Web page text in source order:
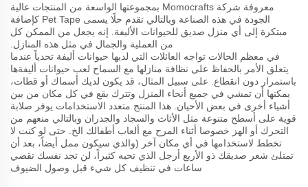
معروفة شركة Momocrafts بمجموعتها الواسعة من المنتجات عالية
الجودة في هذه الصناعة وبالتالي تقدم حلًا يسمى Pet Tape كإضافة
مبتكرة إلى أي منزل صديق للحيوانات الأليفة. إنه يجعل من الممكن كل
من العملية والجمال في مثل هذه المنازل.
في معظم الحالات تواجه العائلات التي لديها حيوانات أليفة تحدياً عندما
يتعلق الأمر بالحفاظ على نظافة منازلها مع السماح لعب حيوانات أليفةها
باستمرار دون انقطاع. على سبيل المثال، قد يكون لديك أسماك أو قطات،
يمكنها أن تمشي في جميع أنحاء المنزل وتترك بقع في كل مكان من بين
أشياء أخرى في بعض الأحيان. هذا المنتج متعدد الاستخدامات يوفر صلابة
قوية على أسطح متنوعة مثل الأثاث والسجاد والجدران وبالتالي منعهم من
التحرك أو الهز خصوصا أثناء المرح مع ألعاب أطفالك الخ. حتى لو كنت لا
تخطط لاستخدامها في أي مكان آخر (والذي سيكون ممل أيضاً، بعد أن
تمتلئ شعر صديقك ذو الأربع أرجل الذي تحبه كثيراً، لن تجد نفسك تقضي
ساعات في تنظيف كل شيء قبل وصول الضيوف